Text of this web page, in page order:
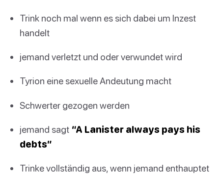
Trink noch mal wenn es sich dabei um Inzest
handelt
jemand verletzt und oder verwundet wird
Tyrion eine sexuelle Andeutung macht
Schwerter gezogen werden
jemand sagt “A Lanister always pays his
debts”
Trinke vollständig aus, wenn jemand enthauptet